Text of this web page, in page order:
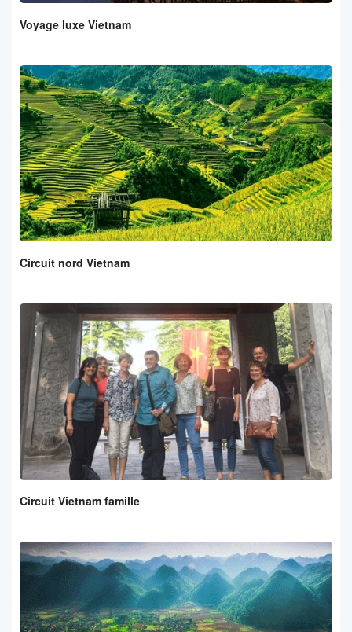
Voyage luxe Vietnam
Circuit nord Vietnam
Circuit Vietnam famille